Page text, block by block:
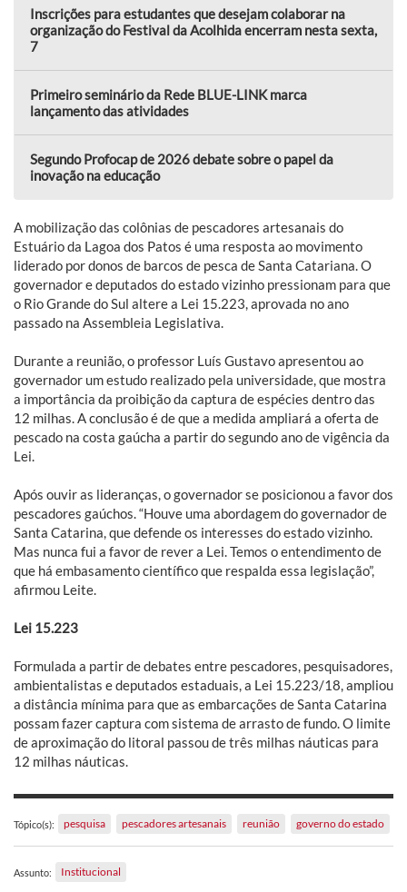
Inscrições para estudantes que desejam colaborar na
organização do Festival da Acolhida encerram nesta sexta,
7
Primeiro seminário da Rede BLUE-LINK marca
lançamento das atividades
Segundo Profocap de 2026 debate sobre o papel da
inovação na educação
A mobilização das colônias de pescadores artesanais do
Estuário da Lagoa dos Patos é uma resposta ao movimento
liderado por donos de barcos de pesca de Santa Catariana. O
governador e deputados do estado vizinho pressionam para que
o Rio Grande do Sul altere a Lei 15.223, aprovada no ano
passado na Assembleia Legislativa.
Durante a reunião, o professor Luís Gustavo apresentou ao
governador um estudo realizado pela universidade, que mostra
a importância da proibição da captura de espécies dentro das
12 milhas. A conclusão é de que a medida ampliará a oferta de
pescado na costa gaúcha a partir do segundo ano de vigência da
Lei.
Após ouvir as lideranças, o governador se posicionou a favor dos
pescadores gaúchos. “Houve uma abordagem do governador de
Santa Catarina, que defende os interesses do estado vizinho.
Mas nunca fui a favor de rever a Lei. Temos o entendimento de
que há embasamento científico que respalda essa legislação”,
afirmou Leite.
Lei 15.223
Formulada a partir de debates entre pescadores, pesquisadores,
ambientalistas e deputados estaduais, a Lei 15.223/18, ampliou
a distância mínima para que as embarcações de Santa Catarina
possam fazer captura com sistema de arrasto de fundo. O limite
de aproximação do litoral passou de três milhas náuticas para
12 milhas náuticas.
Tópico(s): pesquisa pescadores artesanais reunião governo do estado
Assunto: Institucional